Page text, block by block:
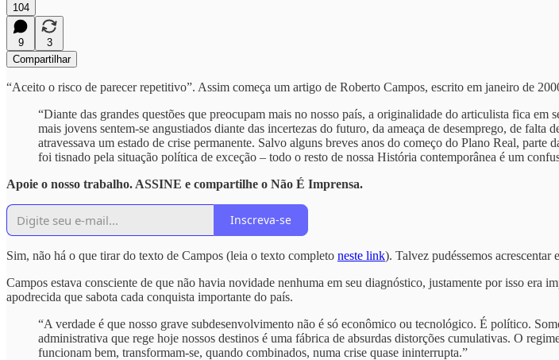
104
9
3
Compartilhar
“Aceito o risco de parecer repetitivo”. Assim começa um artigo de Roberto Campos, escrito em janeiro de
“Diante das grandes questões que preocupam mais no nosso país, a originalidade do articulista fica em
mais jovens sentem-se angustiados diante das incertezas do futuro, da ameaça de desemprego, de
atravessava um estado de crise permanente. Salvo alguns breves anos do começo do Plano Real,
foi tisnado pela situação política de exceção – todo o resto de nossa História contemporânea é um
Apoie o nosso trabalho. ASSINE e compartilhe o Não É Imprensa.
Inscreva-se
Sim, não há o que tirar do texto de Campos (leia o texto completo neste link). Talvez pudéssemos
Campos estava consciente de que não havia novidade nenhuma em seu diagnóstico, justamente por isso era
apodrecida que sabota cada conquista importante do país.
“A verdade é que nosso grave subdesenvolvimento não é só econômico ou tecnológico. É político.
administrativa que rege hoje nossos destinos é uma fábrica de absurdas distorções cumulativas. O
funcionam bem, transformam-se, quando combinados, numa crise quase ininterrupta.”